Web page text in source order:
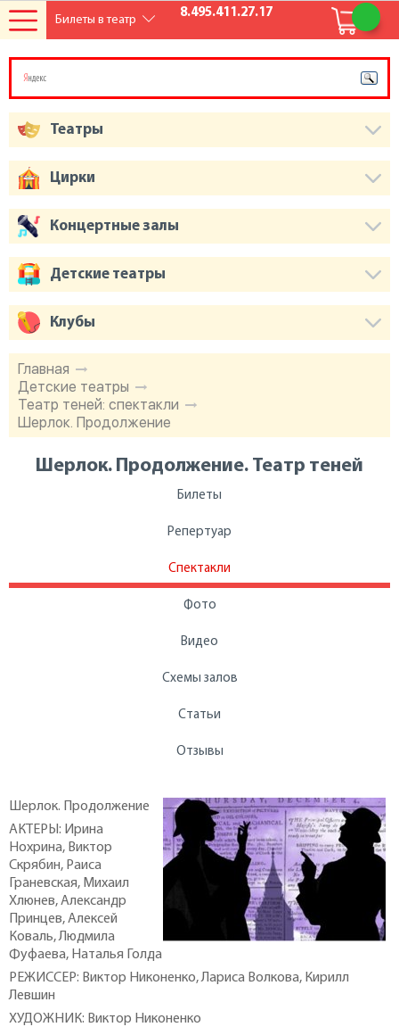
8.495.411.27.17
Главная
Детские театры
Театр теней: спектакли
Шерлок. Продолжение
Шерлок. Продолжение. Театр теней
Билеты
Репертуар
Спектакли
Фото
Видео
Схемы залов
Статьи
Отзывы
Шерлок. Продолжение
АКТЕРЫ: Ирина
Нохрина, Виктор
Скрябин, Раиса
Граневская, Михаил
Хлюнев, Александр
Принцев, Алексей
Коваль, Людмила
Фуфаева, Наталья Голда
РЕЖИССЕР: Виктор Никоненко, Лариса Волкова, Кирилл
Левшин
ХУДОЖНИК: Виктор Никоненко
Театры
Цирки
Концертные залы
Детские театры
Клубы
Билеты в театр